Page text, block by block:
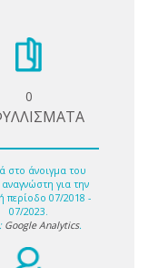
0
στο άνοιγμα του
για την
περίοδο 07/2018 -
07/2023.
Google Analytics.